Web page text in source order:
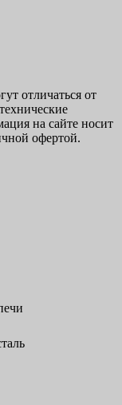
отличаться от
на сайте носит
офертой.